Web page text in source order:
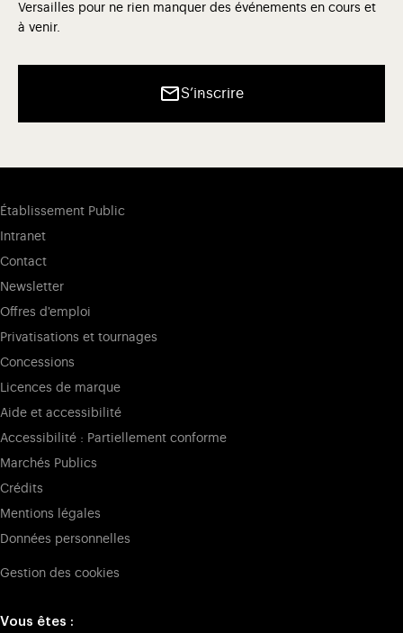
Versailles pour ne rien manquer des événements en cours et
à venir.
S’inscrire
Établissement Public
Intranet
Contact
Newsletter
Offres d'emploi
Privatisations et tournages
Concessions
Licences de marque
Aide et accessibilité
Accessibilité : Partiellement conforme
Marchés Publics
Crédits
Mentions légales
Données personnelles
Gestion des cookies
Vous êtes :